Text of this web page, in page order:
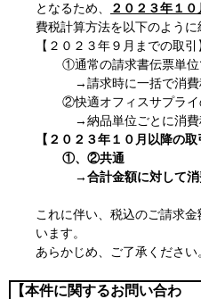
となるため、
２０２３年１
費税計算方法を以下のように
【２０２３年９月までの取引
①通常の請求書伝票単位
→請求時に一括で消費
②快適オフィスサプライ
→納品単位ごとに消費
【２０２３年１０月以降の取
①、②共通
→合計金額に対して消
これに伴い、税込のご請求金
います。
あらかじめ、ご了承ください
【本件に関するお問い合わ